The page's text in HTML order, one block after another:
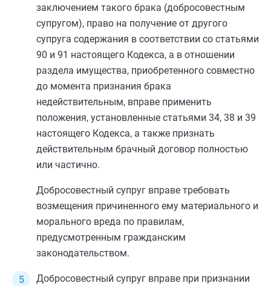
заключением такого брака (добросовестным
супругом), право на получение от другого
супруга содержания в соответствии со статьями
90 и 91 настоящего Кодекса, а в отношении
раздела имущества, приобретенного совместно
до момента признания брака
недействительным, вправе применить
положения, установленные статьями 34, 38 и 39
настоящего Кодекса, а также признать
действительным брачный договор полностью
или частично.
Добросовестный супруг вправе требовать
возмещения причиненного ему материального и
морального вреда по правилам,
предусмотренным гражданским
законодательством.
Добросовестный супруг вправе при признании